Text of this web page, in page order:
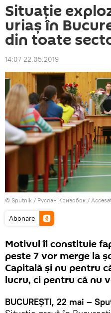
Situație
uriaș în
din toate
14:07 22.05.2019
© Sputnik / Руслан Кривобок /
Abonare
Motivul îl constituie
peste 7 vor merge la
Capitală și nu pentru
lucru, ci pentru că nu
BUCUREȘTI, 22 mai –